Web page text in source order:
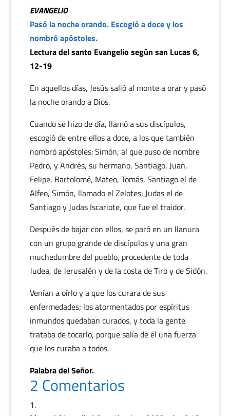
EVANGELIO
Pasó la noche orando. Escogió a doce y los
nombró apóstoles.
Lectura del santo Evangelio según san Lucas 6,
12-19
En aquellos días, Jesús salió al monte a orar y pasó
la noche orando a Dios.
Cuando se hizo de día, llamó a sus discípulos,
escogió de entre ellos a doce, a los que también
nombró apóstoles: Simón, al que puso de nombre
Pedro, y Andrés, su hermano, Santiago, Juan,
Felipe, Bartolomé, Mateo, Tomás, Santiago el de
Alfeo, Simón, llamado el Zelotes; Judas el de
Santiago y Judas Iscariote, que fue el traidor.
Después de bajar con ellos, se paró en un llanura
con un grupo grande de discípulos y una gran
muchedumbre del pueblo, procedente de toda
Judea, de Jerusalén y de la costa de Tiro y de Sidón.
Venían a oírlo y a que los curara de sus
enfermedades; los atormentados por espíritus
inmundos quedaban curados, y toda la gente
trataba de tocarlo, porque salía de él una fuerza
que los curaba a todos.
Palabra del Señor.
2 Comentarios